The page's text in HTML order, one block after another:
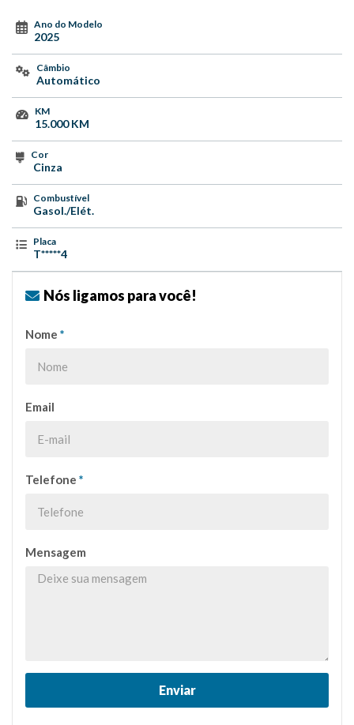
Ano do Modelo
2025
Câmbio
Automático
KM
15.000 KM
Cor
Cinza
Combustível
Gasol./Elét.
Placa
T*****4
Nós ligamos para você!
Nome *
Email
Telefone *
Mensagem